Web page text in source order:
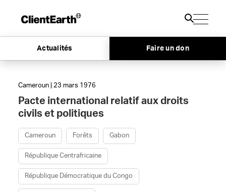
Actualités Faire un don
Cameroun | 23 mars 1976
Pacte international relatif aux droits
civils et politiques
Cameroun Forêts Gabon
République Centrafricaine
République Démocratique du Congo